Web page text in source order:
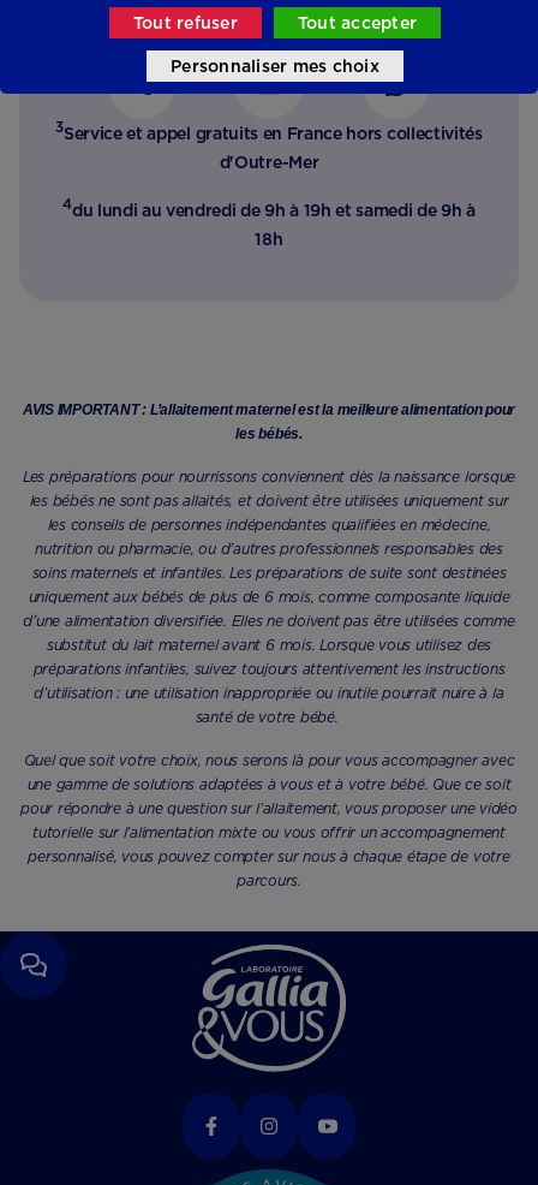
, nutrition, parentalité …..
3Service et appel gratuits en France hors collectivités
d'Outre-Mer​
4du lundi au vendredi de 9h à 19h et samedi de 9h à
18h
AVIS IMPORTANT : L’allaitement maternel est la meilleure alimentation pour
les bébés.
Les préparations pour nourrissons conviennent dès la naissance lorsque
les bébés ne sont pas allaités, et doivent être utilisées uniquement sur
les conseils de personnes indépendantes qualifiées en médecine,
nutrition ou pharmacie, ou d’autres professionnels responsables des
soins maternels et infantiles. Les préparations de suite sont destinées
uniquement aux bébés de plus de 6 mois, comme composante liquide
d’une alimentation diversifiée. Elles ne doivent pas être utilisées comme
substitut du lait maternel avant 6 mois. Lorsque vous utilisez des
préparations infantiles, suivez toujours attentivement les instructions
d’utilisation : une utilisation inappropriée ou inutile pourrait nuire à la
santé de votre bébé.
Quel que soit votre choix, nous serons là pour vous accompagner avec
une gamme de solutions adaptées à vous et à votre bébé. Que ce soit
pour répondre à une question sur l’allaitement, vous proposer une vidéo
tutorielle sur l’alimentation mixte ou vous offrir un accompagnement
personnalisé, vous pouvez compter sur nous à chaque étape de votre
parcours.
Tout refuser Tout accepter
Personnaliser mes choix